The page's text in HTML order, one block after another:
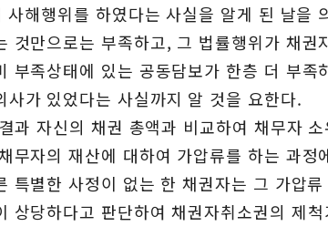
해행위를 하였다는 사실을 알게 된 날을
것만으로는 부족하고, 그 법률행위가 채
부족상태에 있는 공동담보가 한층 더 부
가 있었다는 사실까지 알 것을 요한다.
과 자신의 채권 총액과 비교하여 채무자
무자의 재산에 대하여 가압류를 하는 과
특별한 사정이 없는 한 채권자는 그 가압
상당하다고 판단하여 채권자취소권의 제